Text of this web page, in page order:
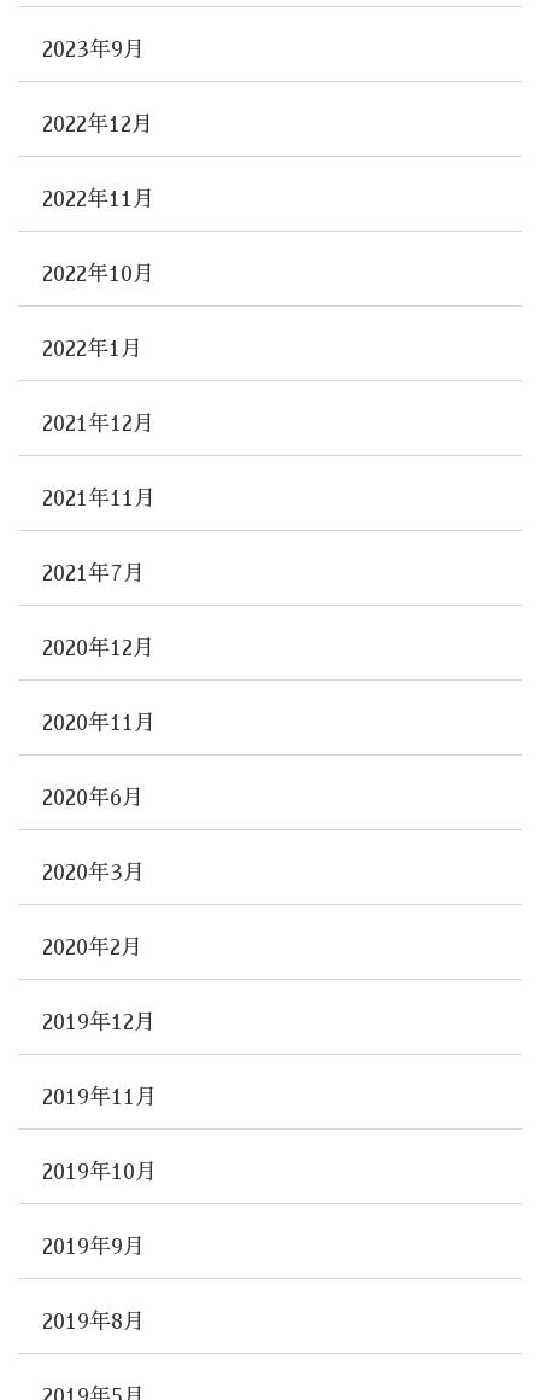
2023年9月
2022年12月
2022年11月
2022年10月
2022年1月
2021年12月
2021年11月
2021年7月
2020年12月
2020年11月
2020年6月
2020年3月
2020年2月
2019年12月
2019年11月
2019年10月
2019年9月
2019年8月